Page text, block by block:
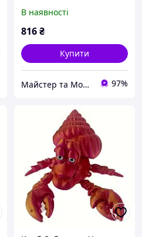
В наявності
816₴
Купити
Майстер та Модниця 97%